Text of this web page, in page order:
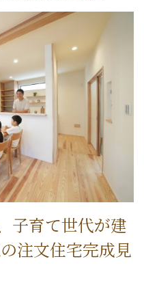
子育て世代が建
注文住宅完成見